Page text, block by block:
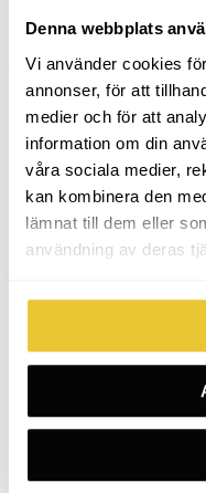
Denna webbplats
Vi använder cookies
annonser, för att
medier och för att
information om din
våra sociala medier,
kan kombinera den
lämnat till dem eller
användning av deras
Category:Stripning/dekor
Project
navigation